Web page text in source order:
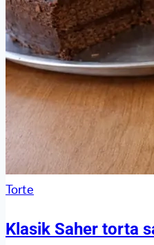
Torte
Klasik Saher torta